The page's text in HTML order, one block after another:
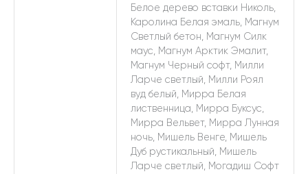
Белое дерево вставки Николь,
Каролина Белая эмаль, Магнум
Светлый бетон, Магнум Силк
маус, Магнум Арктик Эмалит,
Магнум Черный софт, Милли
Ларче светлый, Милли Роял
вуд белый, Мирра Белая
лиственница, Мирра Буксус,
Мирра Вельвет, Мирра Лунная
ночь, Мишель Венге, Мишель
Дуб рустикальный, Мишель
Ларче светлый, Могадиш Софт